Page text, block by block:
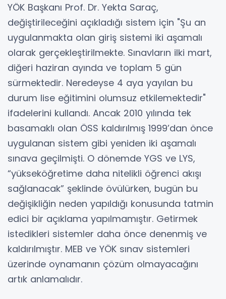
YÖK Başkanı Prof. Dr. Yekta Saraç,
değiştirileceğini açıkladığı sistem için "Şu an
uygulanmakta olan giriş sistemi iki aşamalı
olarak gerçekleştirilmekte. Sınavların ilki mart,
diğeri haziran ayında ve toplam 5 gün
sürmektedir. Neredeyse 4 aya yayılan bu
durum lise eğitimini olumsuz etkilemektedir"
ifadelerini kullandı. Ancak 2010 yılında tek
basamaklı olan ÖSS kaldırılmış 1999’dan önce
uygulanan sistem gibi yeniden iki aşamalı
sınava geçilmişti. O dönemde YGS ve LYS,
“yükseköğretime daha nitelikli öğrenci akışı
sağlanacak” şeklinde övülürken, bugün bu
değişikliğin neden yapıldığı konusunda tatmin
edici bir açıklama yapılmamıştır. Getirmek
istedikleri sistemler daha önce denenmiş ve
kaldırılmıştır. MEB ve YÖK sınav sistemleri
üzerinde oynamanın çözüm olmayacağını
artık anlamalıdır.